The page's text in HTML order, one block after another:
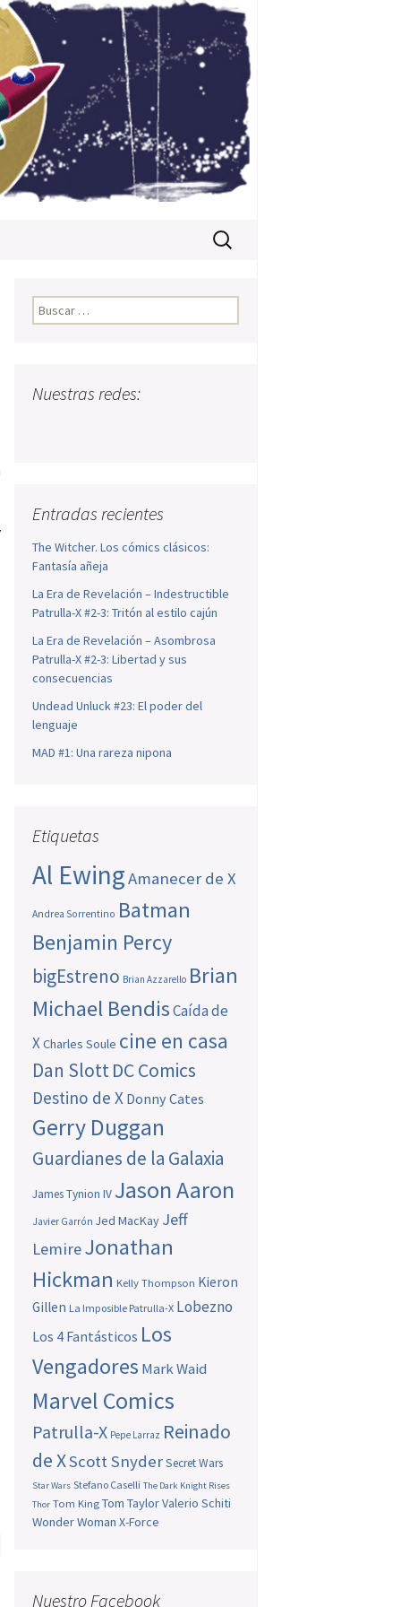
Buscar:
Buscar:
Nuestras redes:
Entradas recientes
The Witcher. Los cómics clásicos:
Fantasía añeja
La Era de Revelación – Indestructible
Patrulla-X #2-3: Tritón al estilo cajún
La Era de Revelación – Asombrosa
Patrulla-X #2-3: Libertad y sus
consecuencias
Undead Unluck #23: El poder del
lenguaje
MAD #1: Una rareza nipona
Etiquetas
Al EwingAmanecer de X
Andrea Sorrentino Batman
Benjamin Percy
bigEstreno Brian Azzarello Brian
Michael BendisCaída de
XCharles Soule cine en casa
Dan SlottDC Comics
Destino de X Donny Cates
Gerry Duggan
Guardianes de la Galaxia
James Tynion IV Jason Aaron
Javier Garrón Jed MacKay Jeff
LemireJonathan
Hickman Kelly Thompson Kieron
Gillen La Imposible Patrulla-X Lobezno
Los 4 Fantásticos Los
Vengadores Mark Waid
Marvel Comics
Patrulla-X Pepe Larraz Reinado
de XScott SnyderSecret Wars
Star Wars Stefano Caselli The Dark Knight Rises
Thor Tom King Tom TaylorValerio Schiti
Wonder Woman X-Force
Nuestro Facebook